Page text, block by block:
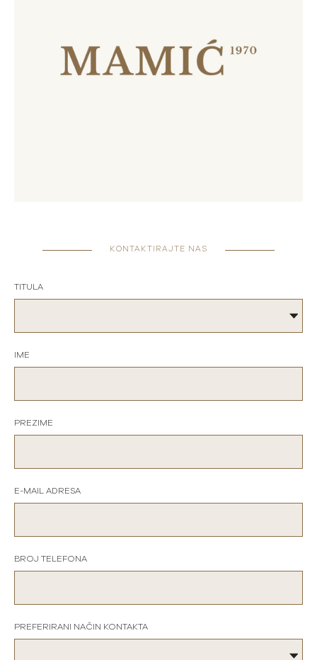
KONTAKTIRAJTE NAS
TITULA
IME
PREZIME
E-MAIL ADRESA
BROJ TELEFONA
PREFERIRANI NAČIN KONTAKTA